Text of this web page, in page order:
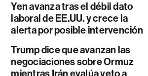
Yen avanza tras el débil dato
laboral de EE.UU. y crece la
alerta por posible intervención
Trump dice que avanzan las
negociaciones sobre Ormuz